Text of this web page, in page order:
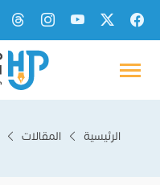
الرئيسية المقالات